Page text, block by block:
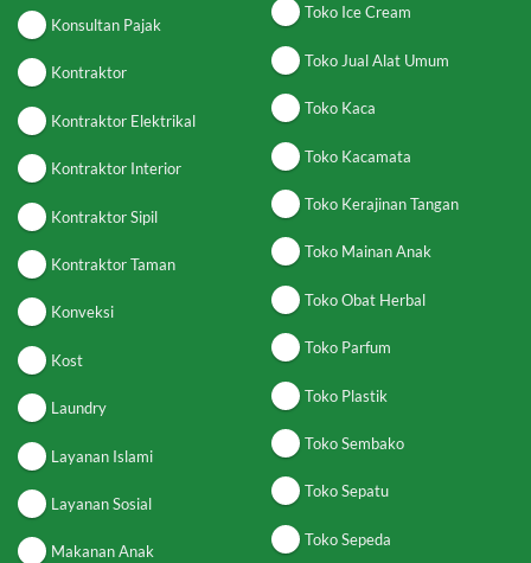
Konsultan Pajak
Kontraktor
Kontraktor Elektrikal
Kontraktor Interior
Kontraktor Sipil
Kontraktor Taman
Konveksi
Kost
Laundry
Layanan Islami
Layanan Sosial
Makanan Anak
Toko Ice Cream
Toko Jual Alat Umum
Toko Kaca
Toko Kacamata
Toko Kerajinan Tangan
Toko Mainan Anak
Toko Obat Herbal
Toko Parfum
Toko Plastik
Toko Sembako
Toko Sepatu
Toko Sepeda